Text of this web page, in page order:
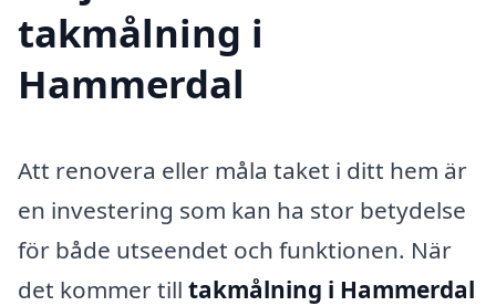
takmålning i
Hammerdal
Att renovera eller måla taket i ditt hem är
en investering som kan ha stor betydelse
för både utseendet och funktionen. När
det kommer till takmålning i Hammerdal